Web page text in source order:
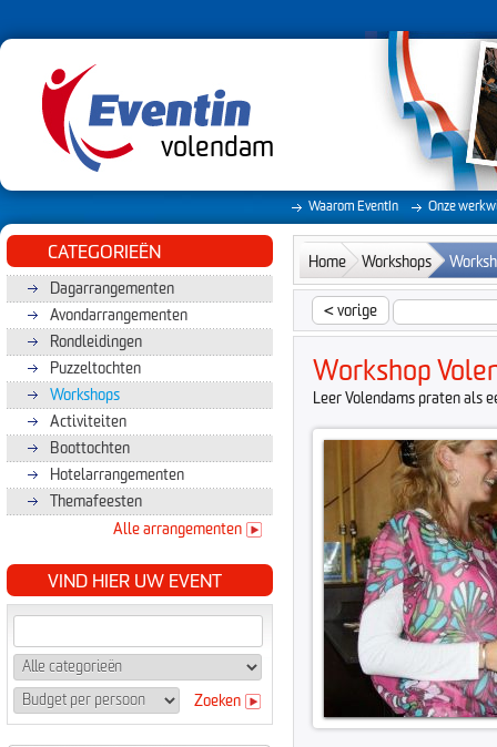
volendam
Waarom EventIn Onze
CATEGORIEËN
Dagarrangementen
Avondarrangementen
Rondleidingen
Puzzeltochten
Workshops
Activiteiten
Boottochten
Hotelarrangementen
Themafeesten
Alle arrangementen
VIND HIER UW EVENT
Zoeken
Home Workshops
<vorige
Workshop
Leer Volendams praten als